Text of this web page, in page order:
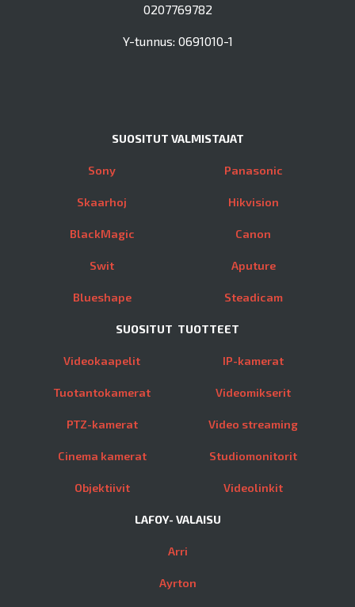
0207769782
Y-tunnus: 0691010-1
SUOSITUT VALMISTAJAT
Sony
Skaarhoj
BlackMagic
Swit
Blueshape
Panasonic
Hikvision
Canon
Aputure
Steadicam
SUOSITUT TUOTTEET
Videokaapelit
Tuotantokamerat
PTZ-kamerat
Cinema kamerat
Objektiivit
IP-kamerat
Videomikserit
Video streaming
Studiomonitorit
Videolinkit
LAFOY- VALAISU
Arri
Ayrton